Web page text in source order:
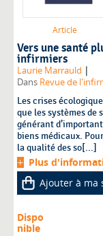
Article
Vers une santé
infirmiers
Laurie Marrauld |
Dans Revue de
Les crises
que les systèmes de
générant
biens médicaux.
la qualité des so[...]
Plus
Ajouter à ma
Dispo
nible